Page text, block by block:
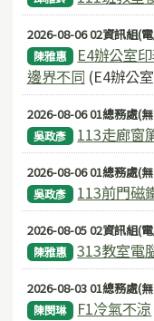
2026-08-06 02資訊組(
陳雅惠
E4辦公室
邊界不同 (E4辦公
2026-08-06 01總務處(
吳政彥 113走廊窗
2026-08-06 01總務處(
吳政彥 113前門磁
2026-08-05 02資訊組(
陳雅惠 313教室電
2026-08-03 01總務處(
陳閔琳 F1冷氣不涼